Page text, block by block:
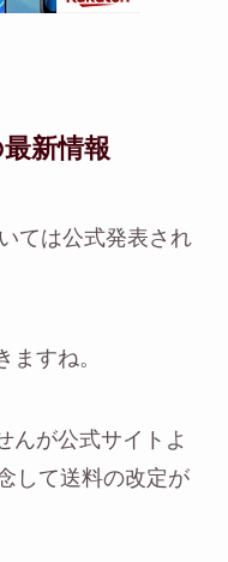
新情報
ては公式発表され
すね。
んが公式サイトよ
して送料の改定が